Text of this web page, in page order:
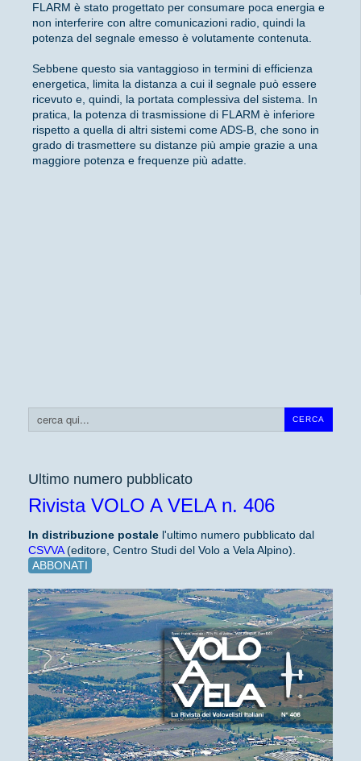
CERCA
Cerca...
Ultimo numero pubblicato
Rivista VOLO A VELA n. 406
In distribuzione postale l'ultimo numero pubblicato dal
CSVVA(editore, Centro Studi del Volo a Vela Alpino).
ABBONATI
FLARM è stato progettato per consumare poca energia e
non interferire con altre comunicazioni radio, quindi la
potenza del segnale emesso è volutamente contenuta.
Sebbene questo sia vantaggioso in termini di efficienza
energetica, limita la distanza a cui il segnale può essere
ricevuto e, quindi, la portata complessiva del sistema. In
pratica, la potenza di trasmissione di FLARM è inferiore
rispetto a quella di altri sistemi come ADS-B, che sono in
grado di trasmettere su distanze più ampie grazie a una
maggiore potenza e frequenze più adatte.